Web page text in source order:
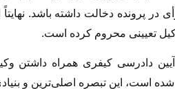
در پرونده دخالت داشته باشد.
تعیینی محروم کرده است.
دادرسی کیفری همراه داشتن
است، این تبصره اصلی‌ترین و